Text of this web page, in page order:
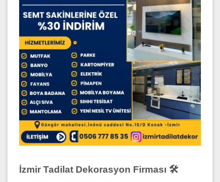
İzmir Tadilat Dekorasyon Firması 🛠️